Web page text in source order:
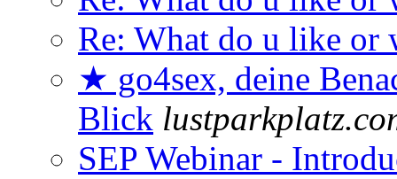
Re: What do u like or
★ go4sex, deine
Blick
SEP Webinar -